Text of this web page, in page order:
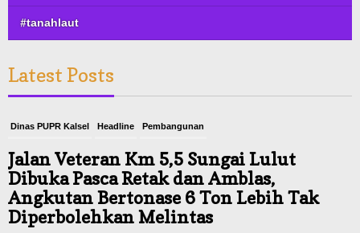
#tanahlaut
Latest Posts
Pemerintahan
Juara Umum Tingkat Provinsi, 02SN
2026 di Jakarta Seluruhnya Diwakili
Atlet Banjarbaru
Agustus 7, 2026